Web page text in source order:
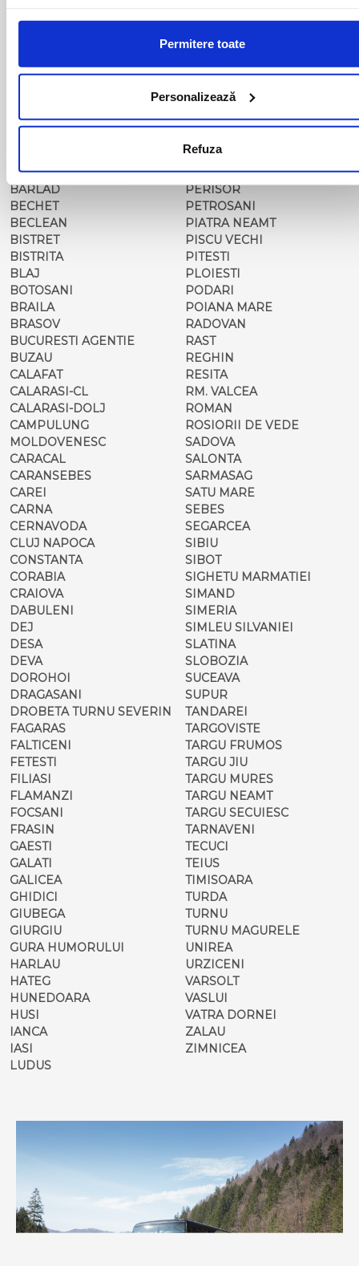
Permitere toate
Personalizează
Refuza
ALESD
BACAU
BAILESTI
BARCA
BARLAD
BECHET
BECLEAN
BISTRET
BISTRITA
BLAJ
BOTOSANI
BRAILA
BRASOV
BUCURESTI AGENTIE
BUZAU
CALAFAT
CALARASI-CL
CALARASI-DOLJ
CAMPULUNG
MOLDOVENESC
CARACAL
CARANSEBES
CAREI
CARNA
CERNAVODA
CLUJ NAPOCA
CONSTANTA
CORABIA
CRAIOVA
DABULENI
DEJ
DESA
DEVA
DOROHOI
DRAGASANI
DROBETA TURNU SEVERIN
FAGARAS
FALTICENI
FETESTI
FILIASI
FLAMANZI
FOCSANI
FRASIN
GAESTI
GALATI
GALICEA
GHIDICI
GIUBEGA
GIURGIU
GURA HUMORULUI
HARLAU
HATEG
HUNEDOARA
HUSI
IANCA
IASI
LUDUS
MIZIL
MOINESTI
NUSFALAU
OLTENITA
ONESTI
ORADEA
PASCANI
PERICEI
PERISOR
PETROSANI
PIATRA NEAMT
PISCU VECHI
PITESTI
PLOIESTI
PODARI
POIANA MARE
RADOVAN
RAST
REGHIN
RESITA
RM. VALCEA
ROMAN
ROSIORII DE VEDE
SADOVA
SALONTA
SARMASAG
SATU MARE
SEBES
SEGARCEA
SIBIU
SIBOT
SIGHETU MARMATIEI
SIMAND
SIMERIA
SIMLEU SILVANIEI
SLATINA
SLOBOZIA
SUCEAVA
SUPUR
TANDAREI
TARGOVISTE
TARGU FRUMOS
TARGU JIU
TARGU MURES
TARGU NEAMT
TARGU SECUIESC
TARNAVENI
TECUCI
TEIUS
TIMISOARA
TURDA
TURNU
TURNU MAGURELE
UNIREA
URZICENI
VARSOLT
VASLUI
VATRA DORNEI
ZALAU
ZIMNICEA